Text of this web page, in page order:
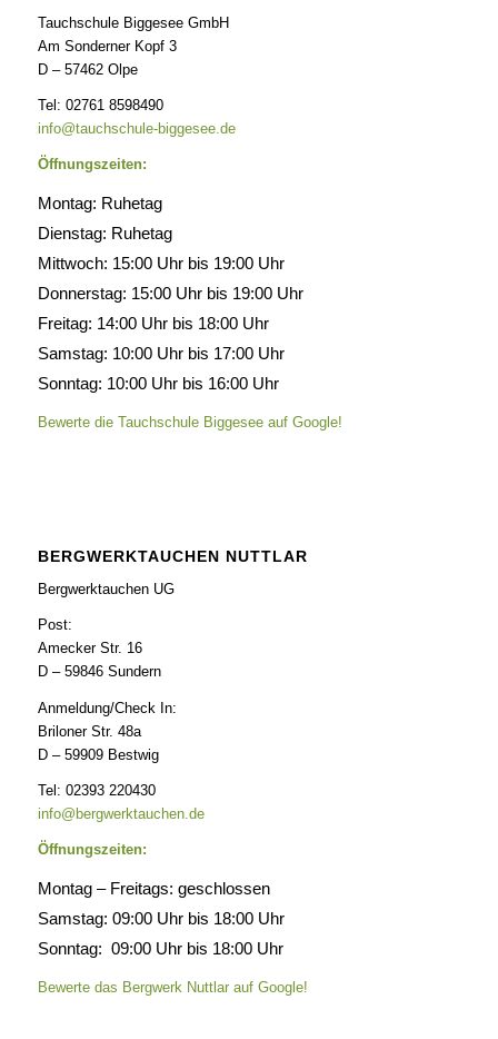
Tauchschule Biggesee GmbH
Am Sonderner Kopf 3
D – 57462 Olpe
Tel: 02761 8598490
info@tauchschule-biggesee.de
Öffnungszeiten:
Montag: Ruhetag
Dienstag: Ruhetag
Mittwoch: 15:00 Uhr bis 19:00 Uhr
Donnerstag: 15:00 Uhr bis 19:00 Uhr
Freitag: 14:00 Uhr bis 18:00 Uhr
Samstag: 10:00 Uhr bis 17:00 Uhr
Sonntag: 10:00 Uhr bis 16:00 Uhr
Bewerte die Tauchschule Biggesee auf Google!
BERGWERKTAUCHEN NUTTLAR
Bergwerktauchen UG
Post:
Amecker Str. 16
D – 59846 Sundern
Anmeldung/Check In:
Briloner Str. 48a
D – 59909 Bestwig
Tel: 02393 220430
info@bergwerktauchen.de
Öffnungszeiten:
Montag – Freitags: geschlossen
Samstag: 09:00 Uhr bis 18:00 Uhr
Sonntag: 09:00 Uhr bis 18:00 Uhr
Bewerte das Bergwerk Nuttlar auf Google!